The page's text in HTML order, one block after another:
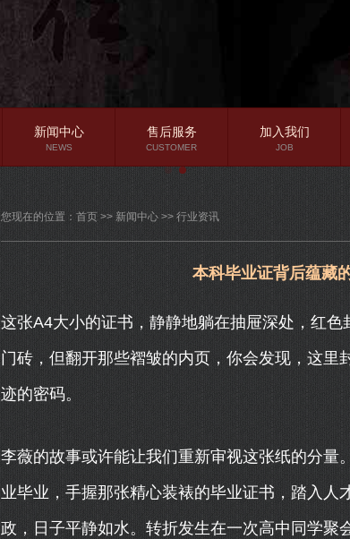
行业资讯
常见问题
新闻中心
NEWS
售后服务
CUSTOMER
加入我们
JOB
您现在的位置： 首页 >> 新闻中心 >> 行业资讯
本科毕业证背后蕴藏
这张A4大小的证书，静静地躺在抽屉深处，红
门砖，但翻开那些褶皱的内页，你会发现，这
迹的密码。
李薇的故事或许能让我们重新审视这张纸的分
业毕业，手握那张精心装裱的毕业证书，踏入人
政，日子平静如水。转折发生在一次高中同学